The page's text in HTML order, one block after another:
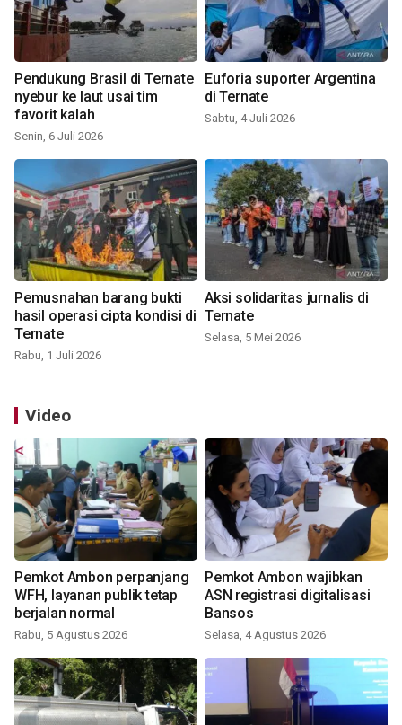
Pendukung Brasil di Ternate
nyebur ke laut usai tim
favorit kalah
Senin, 6 Juli 2026
Euforia suporter Argentina
di Ternate
Sabtu, 4 Juli 2026
Pemusnahan barang bukti
hasil operasi cipta kondisi di
Ternate
Rabu, 1 Juli 2026
Aksi solidaritas jurnalis di
Ternate
Selasa, 5 Mei 2026
Video
Pemkot Ambon perpanjang
WFH, layanan publik tetap
berjalan normal
Rabu, 5 Agustus 2026
Pemkot Ambon wajibkan
ASN registrasi digitalisasi
Bansos
Selasa, 4 Agustus 2026